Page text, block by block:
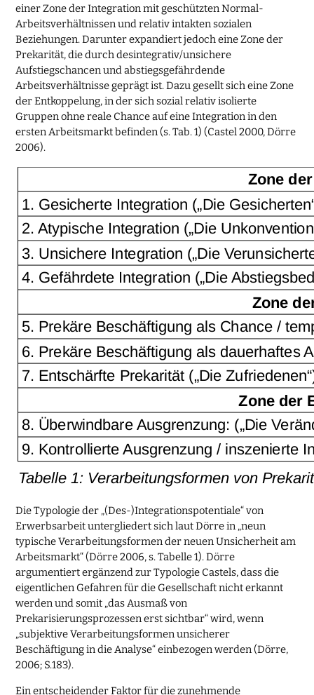
einer Zone der Integration mit geschützten Normal-
Arbeitsverhältnissen und relativ intakten sozialen
Beziehungen. Darunter expandiert jedoch eine Zone der
Prekarität, die durch desintegrativ/unsichere
Aufstiegschancen und abstiegsgefährdende
Arbeitsverhältnisse geprägt ist. Dazu gesellt sich eine Zone
der Entkoppelung, in der sich sozial relativ isolierte
Gruppen ohne reale Chance auf eine Integration in den
ersten Arbeitsmarkt befinden (s. Tab. 1) (Castel 2000, Dörre
2006).
Die Typologie der „(Des-)Integrationspotentiale“ von
Erwerbsarbeit untergliedert sich laut Dörre in „neun
typische Verarbeitungsformen der neuen Unsicherheit am
Arbeitsmarkt“ (Dörre 2006, s. Tabelle 1). Dörre
argumentiert ergänzend zur Typologie Castels, dass die
eigentlichen Gefahren für die Gesellschaft nicht erkannt
werden und somit „das Ausmaß von
Prekarisierungsprozessen erst sichtbar“ wird, wenn
„subjektive Verarbeitungsformen unsicherer
Beschäftigung in die Analyse“ einbezogen werden (Dörre,
2006; S.183).
Ein entscheidender Faktor für die zunehmende